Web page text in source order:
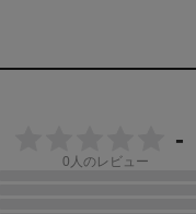
-
0 人のレビュー